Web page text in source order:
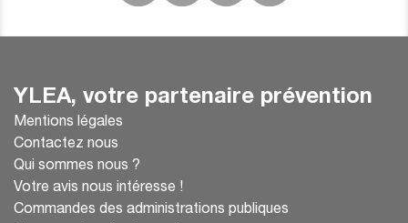
YLEA, votre partenaire prévention
Mentions légales
Contactez nous
Qui sommes nous ?
Votre avis nous intéresse !
Commandes des administrations publiques